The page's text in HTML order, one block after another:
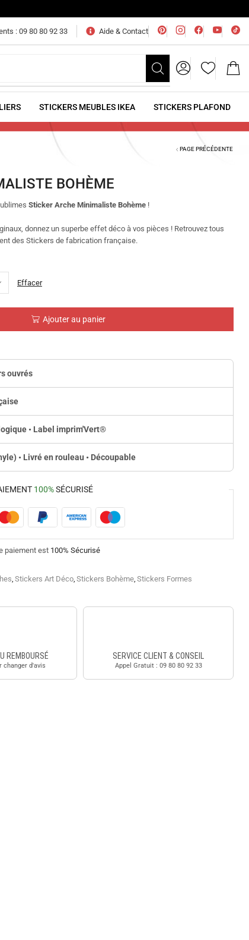
: 09 80 80 92 33 Aide & Contact
STICKERS MEUBLES IKEA STICKERS PLAFOND
PAGE PRÉCÉDENTE
BOHÈME
Sticker Arche Minimaliste Bohème !
, donnez un superbe effet déco à vos pièces ! Retrouvez tous
des Stickers de fabrication française.
Effacer
Ajouter au panier
ouvrés
• Label imprim'Vert®
• Livré en rouleau • Découpable
100%SÉCURISÉ
paiement est 100% Sécurisé
, Stickers Art Déco, Stickers Bohème, Stickers Formes
REMBOURSÉ
changer d'avis
SERVICE CLIENT & CONSEIL
Appel Gratuit : 09 80 80 92 33